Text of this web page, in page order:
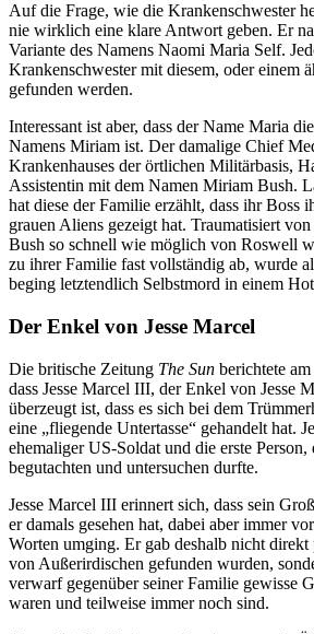
Auf die Frage, wie die Krankenschwester
nie wirklich eine klare Antwort geben. Er
Variante des Namens Naomi Maria Self.
Krankenschwester mit diesem, oder einem
gefunden werden.
Interessant ist aber, dass der Name Maria
Namens Miriam ist. Der damalige Chief
Krankenhauses der örtlichen Militärbasis,
Assistentin mit dem Namen Miriam Bush.
hat diese der Familie erzählt, dass ihr Boss
grauen Aliens gezeigt hat. Traumatisiert
Bush so schnell wie möglich von Roswell
zu ihrer Familie fast vollständig ab, wurde
beging letztendlich Selbstmord in einem
Der Enkel von Jesse Marcel
Die britische Zeitung The Sun berichtete
dass Jesse Marcel III, der Enkel von Jesse
überzeugt ist, dass es sich bei dem
eine „fliegende Untertasse“ gehandelt hat.
ehemaliger US-Soldat und die erste Person,
begutachten und untersuchen durfte.
Jesse Marcel III erinnert sich, dass sein
er damals gesehen hat, dabei aber immer
Worten umging. Er gab deshalb nicht direkt
von Außerirdischen gefunden wurden,
verwarf gegenüber seiner Familie gewisse
waren und teilweise immer noch sind.